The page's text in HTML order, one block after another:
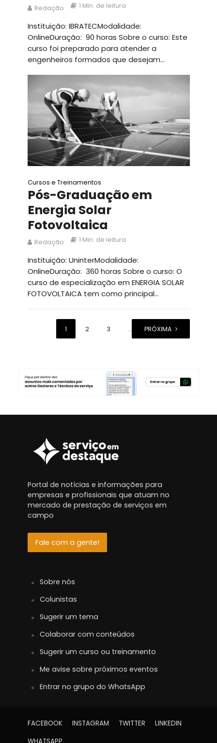
Redação 1 Min. de leitura
Instituição: IBRATECModalidade:
OnlineDuração: 90 horas Sobre o curso: Este
curso foi preparado para atender a
engenheiros formados que desejam...
Cursos e Treinamentos
Pós-Graduação em
Energia Solar
Fotovoltaica
Redação 1 Min. de leitura
Instituição: UninterModalidade:
OnlineDuração: 360 horas Sobre o curso: O
curso de especialização em ENERGIA SOLAR
FOTOVOLTAICA tem como principal...
1 2 3 … 11
PRÓXIMA
Portal de notícias e informações para
empresas e profissionais que atuam no
mercado de prestação de serviços em
campo
Fale com a gente!
Sobre nós
Colunistas
Sugerir um tema
Colaborar com conteúdos
Sugerir um curso ou treinamento
Me avise sobre próximos eventos
Entrar no grupo do WhatsApp
FACEBOOK INSTAGRAM TWITTER
LINKEDIN